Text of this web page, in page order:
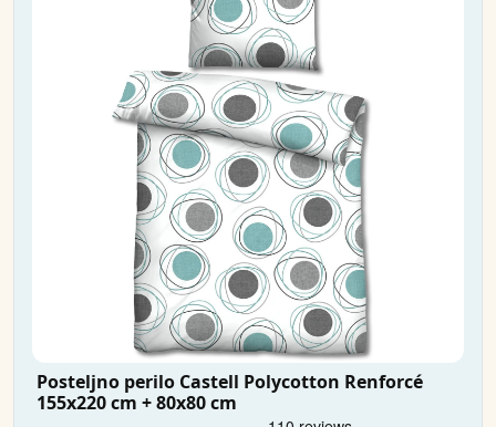
Posteljno perilo Castell Polycotton Renforcé
155x220 cm + 80x80 cm